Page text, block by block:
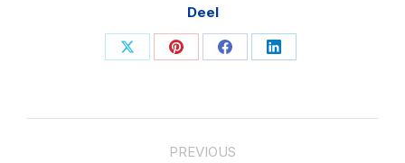
Deel
Share Share Share Share
PREVIOUS